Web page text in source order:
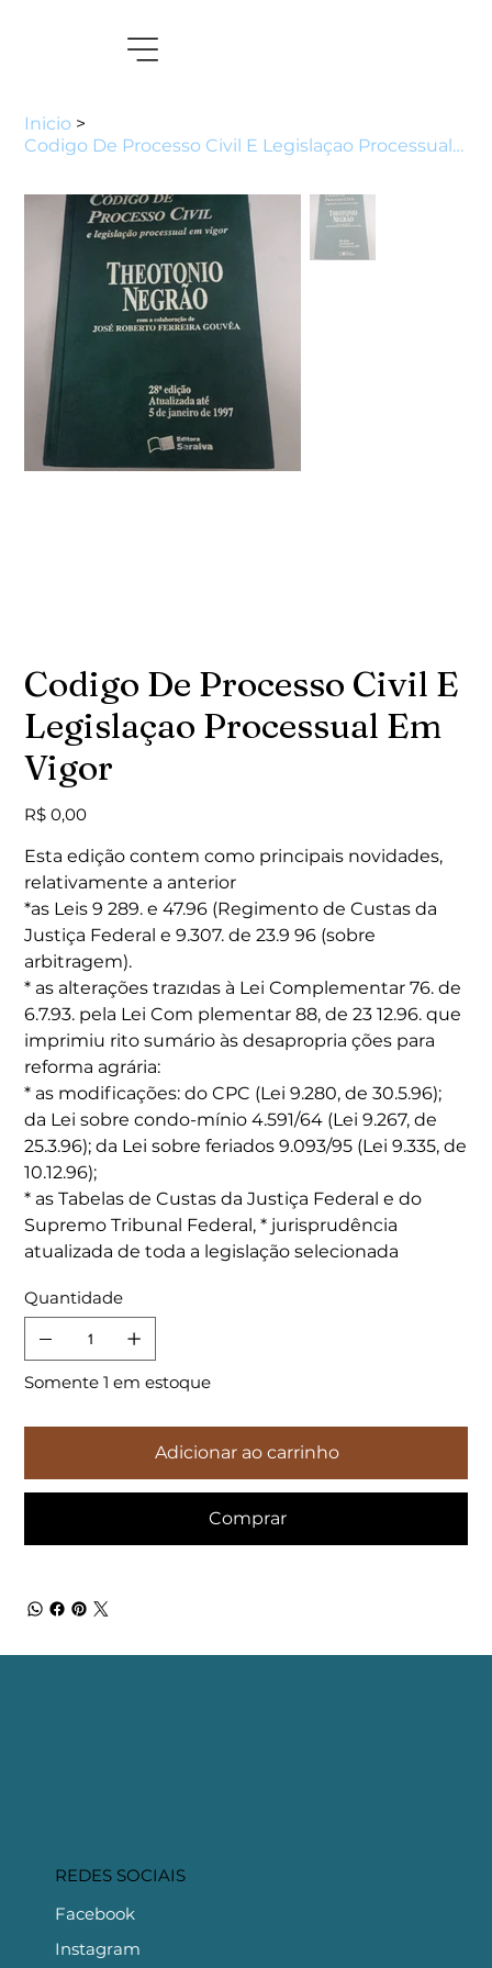
Inicio >
Codigo De Processo Civil E Legislaçao Processual Em Vigor
Codigo De Processo Civil E
Legislaçao Processual Em
Vigor
Preço
R$ 0,00
Esta edição contem como principais novidades,
relativamente a anterior
*as Leis 9 289. e 47.96 (Regimento de Custas da
Justiça Federal e 9.307. de 23.9 96 (sobre
arbitragem).
* as alterações trazıdas à Lei Complementar 76. de
6.7.93. pela Lei Com plementar 88, de 23 12.96. que
imprimiu rito sumário às desapropria ções para
reforma agrária:
* as modificações: do CPC (Lei 9.280, de 30.5.96);
da Lei sobre condo-mínio 4.591/64 (Lei 9.267, de
25.3.96); da Lei sobre feriados 9.093/95 (Lei 9.335, de
10.12.96);
* as Tabelas de Custas da Justiça Federal e do
Supremo Tribunal Federal, * jurisprudência
atualizada de toda a legislação selecionada
Quantidade
Somente 1 em estoque
Adicionar ao carrinho
Comprar
REDES SOCIAIS
Facebook
Instagram